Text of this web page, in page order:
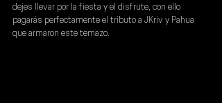
dejes llevar por la fiesta y el disfrute, con ello
pagarás perfectamente el tributo a JKriv y Pahua
que armaron este temazo.